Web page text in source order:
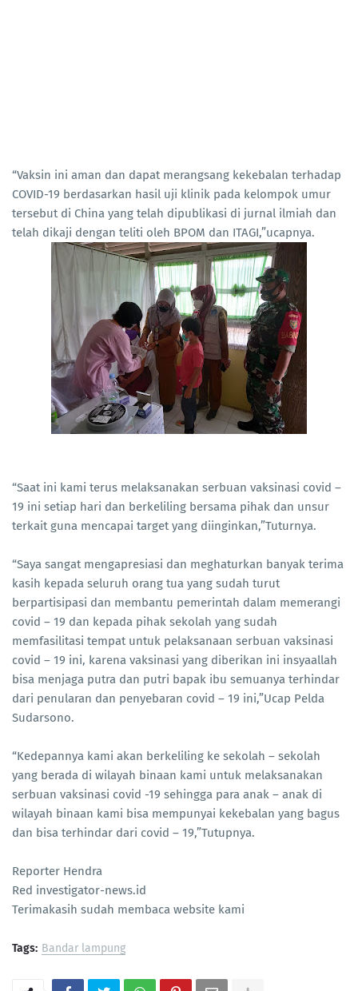
“Vaksin ini aman dan dapat merangsang kekebalan terhadap
COVID-19 berdasarkan hasil uji klinik pada kelompok umur
tersebut di China yang telah dipublikasi di jurnal ilmiah dan
telah dikaji dengan teliti oleh BPOM dan ITAGI,”ucapnya.
“Saat ini kami terus melaksanakan serbuan vaksinasi covid –
19 ini setiap hari dan berkeliling bersama pihak dan unsur
terkait guna mencapai target yang diinginkan,”Tuturnya.
“Saya sangat mengapresiasi dan meghaturkan banyak terima
kasih kepada seluruh orang tua yang sudah turut
berpartisipasi dan membantu pemerintah dalam memerangi
covid – 19 dan kepada pihak sekolah yang sudah
memfasilitasi tempat untuk pelaksanaan serbuan vaksinasi
covid – 19 ini, karena vaksinasi yang diberikan ini insyaallah
bisa menjaga putra dan putri bapak ibu semuanya terhindar
dari penularan dan penyebaran covid – 19 ini,”Ucap Pelda
Sudarsono.
“Kedepannya kami akan berkeliling ke sekolah – sekolah
yang berada di wilayah binaan kami untuk melaksanakan
serbuan vaksinasi covid -19 sehingga para anak – anak di
wilayah binaan kami bisa mempunyai kekebalan yang bagus
dan bisa terhindar dari covid – 19,”Tutupnya.
Reporter Hendra
Red investigator-news.id
Terimakasih sudah membaca website kami
Tags: Bandar lampung